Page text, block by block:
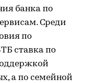
банка по
Среди
по
ставка по
а по семейной